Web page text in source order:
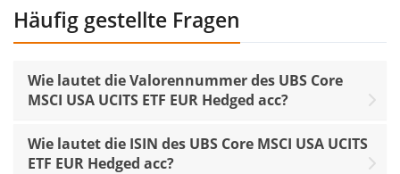
Häufig gestellte Fragen
Wie lautet die Valorennummer des UBS Core
MSCI USA UCITS ETF EUR Hedged acc?
Wie lautet die ISIN des UBS Core MSCI USA UCITS
ETF EUR Hedged acc?